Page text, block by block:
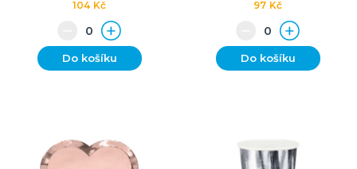
104 Kč
Do košíku
97 Kč
Do košíku